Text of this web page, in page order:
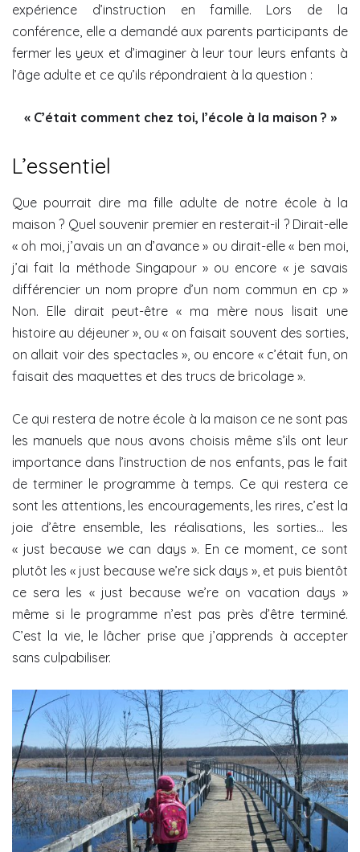
expérience d’instruction en famille. Lors de la
conférence, elle a demandé aux parents participants de
fermer les yeux et d’imaginer à leur tour leurs enfants à
l’âge adulte et ce qu’ils répondraient à la question :
« C’était comment chez toi, l’école à la maison ? »
L’essentiel
Que pourrait dire ma fille adulte de notre école à la
maison ? Quel souvenir premier en resterait-il ? Dirait-elle
« oh moi, j’avais un an d’avance » ou dirait-elle « ben moi,
j’ai fait la méthode Singapour » ou encore « je savais
différencier un nom propre d’un nom commun en cp »
Non. Elle dirait peut-être « ma mère nous lisait une
histoire au déjeuner », ou « on faisait souvent des sorties,
on allait voir des spectacles », ou encore « c’était fun, on
faisait des maquettes et des trucs de bricolage ».
Ce qui restera de notre école à la maison ce ne sont pas
les manuels que nous avons choisis même s’ils ont leur
importance dans l’instruction de nos enfants, pas le fait
de terminer le programme à temps. Ce qui restera ce
sont les attentions, les encouragements, les rires, c’est la
joie d’être ensemble, les réalisations, les sorties… les
« just because we can days ». En ce moment, ce sont
plutôt les « just because we’re sick days », et puis bientôt
ce sera les « just because we’re on vacation days »
même si le programme n’est pas près d’être terminé.
C’est la vie, le lâcher prise que j’apprends à accepter
sans culpabiliser.